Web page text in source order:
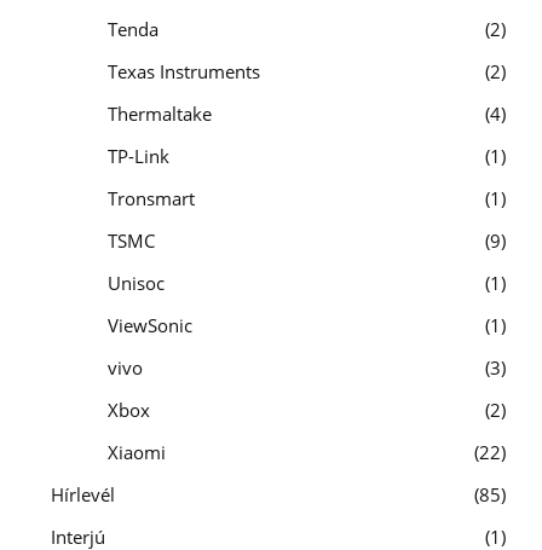
Tenda
2
Texas Instruments
2
Thermaltake
4
TP-Link
1
Tronsmart
1
TSMC
9
Unisoc
1
ViewSonic
1
vivo
3
Xbox
2
Xiaomi
22
Hírlevél
85
Interjú
1